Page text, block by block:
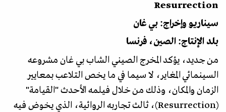
Resurrection
سيناريو وإخراج: بي غان
بلد الإنتاج: الصين، فرنسا
من جديد، يؤكد المخرج الصيني الشاب بي غان مشروعه
السينمائي المغاير، لا سيما في ما يخص التلاعب بمعايير
الزمان والمكان، وذلك من خلال فيلمه الأحدث "القيامة"
(Resurrection)، ثالث تجاربه الروائية، الذي يخوض فيه